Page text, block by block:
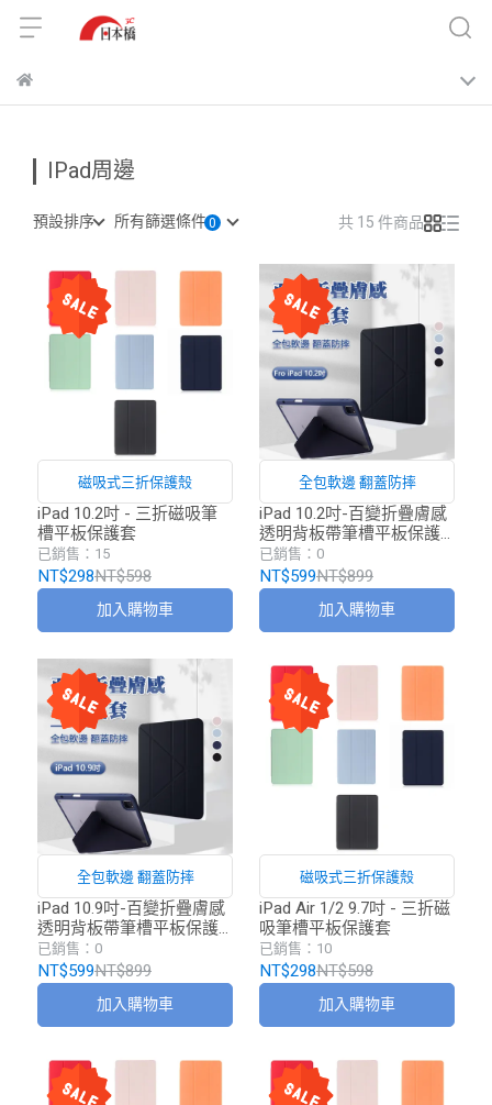
IPad周邊
預設排序 所有篩選條件 共 15 件商品
磁吸式三折保護殼
iPad 10.2吋 - 三折磁吸筆
槽平板保護套
已銷售：15
NT$298NT$598
加入購物車
全包軟邊 翻蓋防摔
iPad 10.2吋-百變折疊膚感
透明背板帶筆槽平板保護
套
已銷售：0
NT$599NT$899
加入購物車
全包軟邊 翻蓋防摔
iPad 10.9吋-百變折疊膚感
透明背板帶筆槽平板保護
套
已銷售：0
NT$599NT$899
加入購物車
磁吸式三折保護殼
iPad Air 1/2 9.7吋 - 三折磁
吸筆槽平板保護套
已銷售：10
NT$298NT$598
加入購物車